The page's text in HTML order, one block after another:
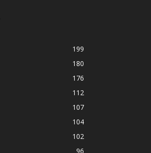
199
180
176
112
107
104
102
96